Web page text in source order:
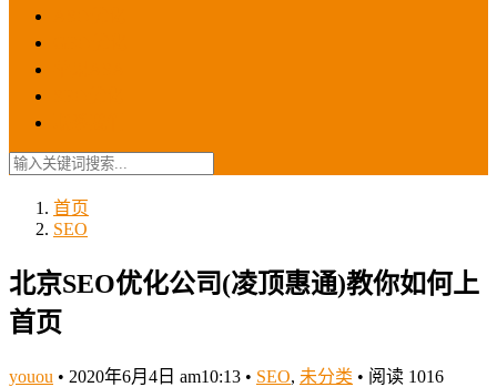
首页
SEO
北京SEO优化公司(凌顶惠通)教你如何上
首页
youou • 2020年6月4日 am10:13 • SEO, 未分类 • 阅读 1016